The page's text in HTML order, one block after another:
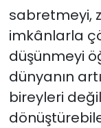
sabretmeyi,
imkânlarla
düşünmeyi
dünyanın
bireyleri